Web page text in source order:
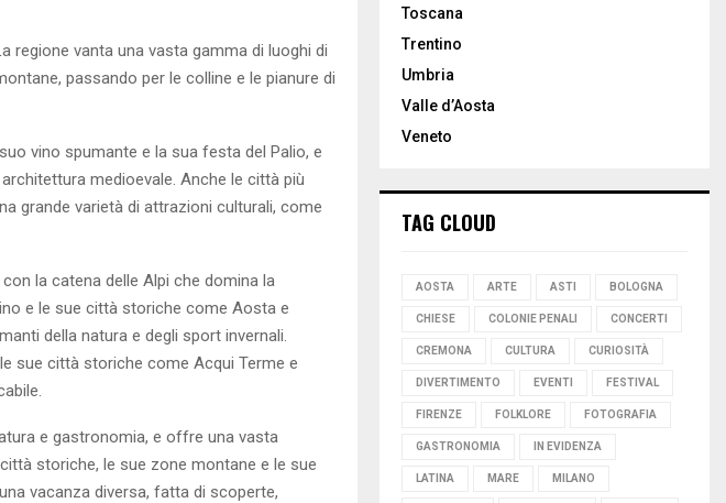
regione vanta una vasta gamma di luoghi di
passando per le colline e le pianure di
vino spumante e la sua festa del Palio, e
medioevale. Anche le città più
grande varietà di attrazioni culturali, come
con la catena delle Alpi che domina la
e le sue città storiche come Aosta e
della natura e degli sport invernali.
sue città storiche come Acqui Terme e
e gastronomia, e offre una vasta
storiche, le sue zone montane e le sue
vacanza diversa, fatta di scoperte,
Toscana
Trentino
Umbria
Valle d’Aosta
Veneto
TAG CLOUD
AOSTA ARTE ASTI BOLOGNA
CHIESE COLONIE PENALI CONCERTI
CREMONA CULTURA CURIOSITÀ
DIVERTIMENTO EVENTI FESTIVAL
FIRENZE FOLKLORE FOTOGRAFIA
GASTRONOMIA IN EVIDENZA
LATINA MARE MILANO